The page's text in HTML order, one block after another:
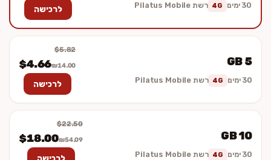
30 ימים 4G רשת Pilatus Mobile לרכישה
5 GB
30 ימים 4G רשת Pilatus Mobile
$5.82
$4.66₪14.00
לרכישה
10 GB
30 ימים 4G רשת Pilatus Mobile
$22.50
$18.00₪54.09